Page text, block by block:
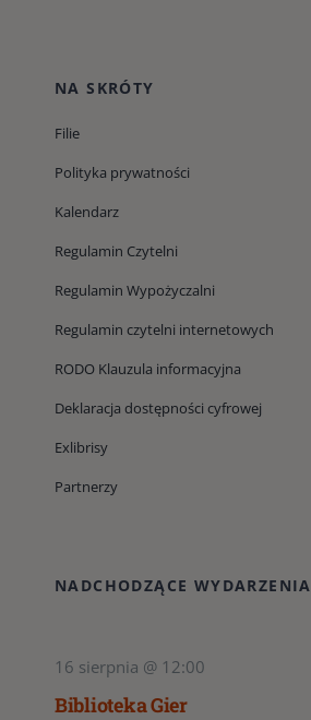
NA SKRÓTY
Filie
Polityka prywatności
Kalendarz
Regulamin Czytelni
Regulamin Wypożyczalni
Regulamin czytelni internetowych
RODO Klauzula informacyjna
Deklaracja dostępności cyfrowej
Exlibrisy
Partnerzy
NADCHODZĄCE WYDARZENIA
16 sierpnia @ 12:00
Biblioteka Gier